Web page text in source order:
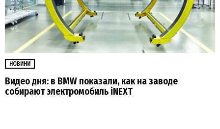
НОВИНИ
Видео дня: в BMW показали, как на заводе
собирают электромобиль iNEXT